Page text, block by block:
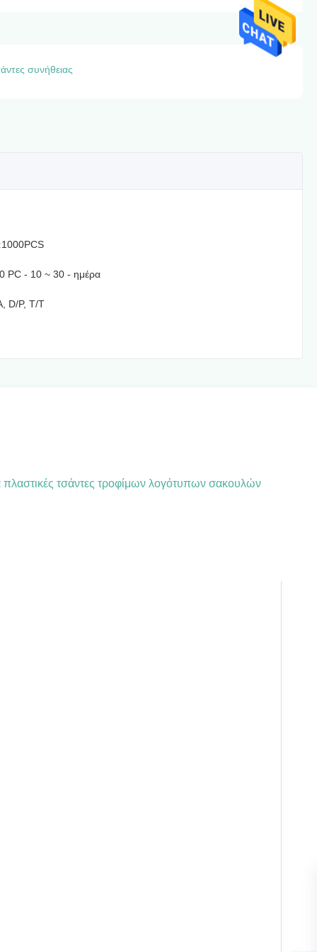
συνήθειας
1000PCS
PC - 10 ~ 30 - ημέρα
D/P, T/T
πλαστικές τσάντες τροφίμων λογότυπων σακουλών